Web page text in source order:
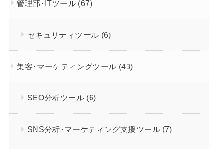
管理部･ITツール (67)
セキュリティツール (6)
集客･マーケティングツール (43)
SEO分析ツール (6)
SNS分析･マーケティング支援ツール (7)